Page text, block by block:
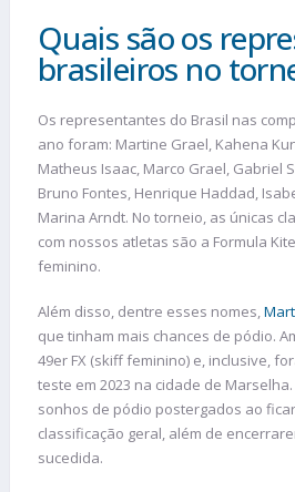
Quais são os
brasileiros no
Os representantes do Brasil nas
ano foram: Martine Grael, Kahena
Matheus Isaac, Marco Grael, Gabriel
Bruno Fontes, Henrique Haddad,
Marina Arndt. No torneio, as únicas
com nossos atletas são a Formula
feminino.
Além disso, dentre esses nomes,
que tinham mais chances de pódio.
49er FX (skiff feminino) e, inclusive,
teste em 2023 na cidade de
sonhos de pódio postergados ao
classificação geral, além de
sucedida.